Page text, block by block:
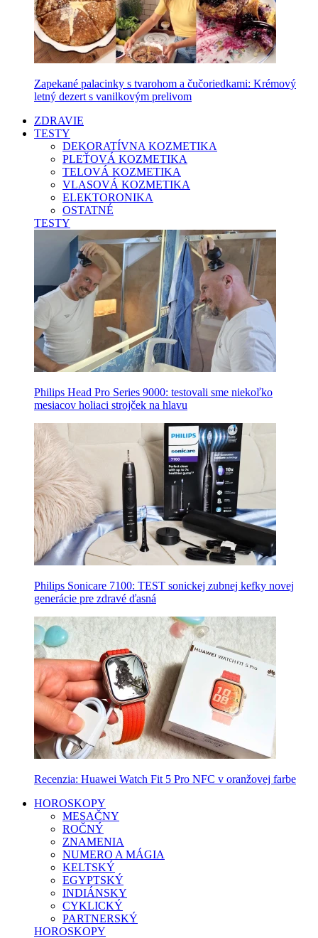
Zapekané palacinky s tvarohom a čučoriedkami: Krémový
letný dezert s vanilkovým prelivom
ZDRAVIE
TESTY
DEKORATÍVNA KOZMETIKA
PLEŤOVÁ KOZMETIKA
TELOVÁ KOZMETIKA
VLASOVÁ KOZMETIKA
ELEKTORONIKA
OSTATNÉ
TESTY
Philips Head Pro Series 9000: testovali sme niekoľko
mesiacov holiaci strojček na hlavu
Philips Sonicare 7100: TEST sonickej zubnej kefky novej
generácie pre zdravé ďasná
Recenzia: Huawei Watch Fit 5 Pro NFC v oranžovej farbe
HOROSKOPY
MESAČNY
ROČNÝ
ZNAMENIA
NUMERO A MÁGIA
KELTSKÝ
EGYPTSKÝ
INDIÁNSKY
CYKLICKÝ
PARTNERSKÝ
HOROSKOPY